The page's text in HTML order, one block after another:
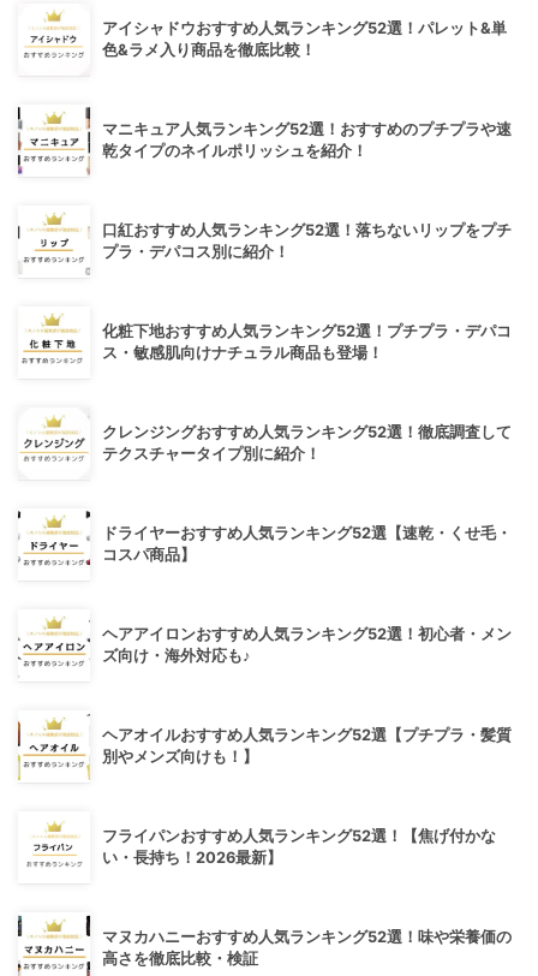
アイシャドウおすすめ人気ランキング52選！パレット&単
色&ラメ入り商品を徹底比較！
マニキュア人気ランキング52選！おすすめのプチプラや速
乾タイプのネイルポリッシュを紹介！
口紅おすすめ人気ランキング52選！落ちないリップをプチ
プラ・デパコス別に紹介！
化粧下地おすすめ人気ランキング52選！プチプラ・デパコ
ス・敏感肌向けナチュラル商品も登場！
クレンジングおすすめ人気ランキング52選！徹底調査して
テクスチャータイプ別に紹介！
ドライヤーおすすめ人気ランキング52選【速乾・くせ毛・
コスパ商品】
ヘアアイロンおすすめ人気ランキング52選！初心者・メン
ズ向け・海外対応も♪
ヘアオイルおすすめ人気ランキング52選【プチプラ・髪質
別やメンズ向けも！】
フライパンおすすめ人気ランキング52選！【焦げ付かな
い・長持ち！2026最新】
マヌカハニーおすすめ人気ランキング52選！味や栄養価の
高さを徹底比較・検証